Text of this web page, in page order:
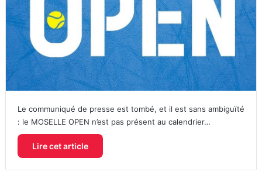
Le communiqué de presse est tombé, et il est sans ambiguïté
: le MOSELLE OPEN n’est pas présent au calendrier…
Lire cet article